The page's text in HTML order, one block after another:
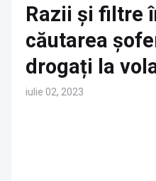
Razii și filtre
căutarea
drogați la
iulie 02, 2023